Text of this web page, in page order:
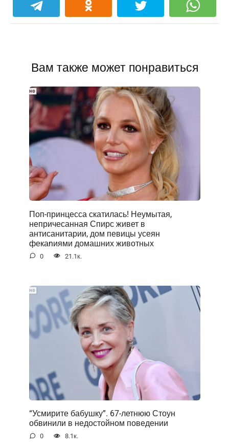
Вам также может понравиться
Поп-принцесса скатилась! Неумытая,
непричесанная Спирс живет в
антисанитарии, дом певицы усеян
фекаnиями домашних животных
0 21.1к.
“Усмирите бабушку”. 67-летнюю Стоун
обвинили в недостойном поведении
0 8.1к.